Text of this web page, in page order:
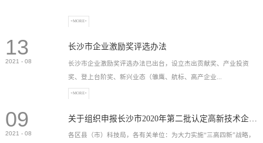
+MORE+
13
2021 - 08
长沙市企业激励奖评选办法
长沙市企业激励奖评选办法已出台，设立杰出贡献奖、产业投资
奖、登上台阶奖、新兴业态（雏鹰、航标、高产企业...
）奖等，最高奖励2...
+MORE+
09
2021 - 08
各区县（市）科技局，各有关单位：为大力实施“三高四新”战略，